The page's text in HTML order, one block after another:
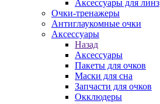
Аксессуары для линз
Очки-тренажеры
Антиглаукомные очки
Аксессуары
Назад
Аксессуары
Пакеты для очков
Маски для сна
Запчасти для очков
Окклюдеры